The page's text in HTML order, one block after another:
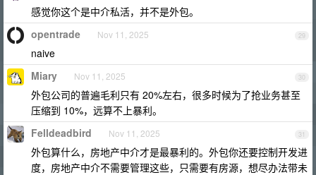
感觉你这个是中介私活，并不是外包。
29
opentrade Nov 11, 2025
naive
30
Miary Nov 11, 2025
外包公司的普遍毛利只有 20%左右，很多时候为了抢业务甚至
压缩到 10%，远算不上暴利。
31
Felldeadbird Nov 11, 2025
外包算什么，房地产中介才是最暴利的。外包你还要控制开发进
度，房地产中介不需要管理这些，只需要有房源，想尽办法带未